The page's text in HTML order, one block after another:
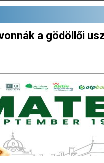
a gödöllői